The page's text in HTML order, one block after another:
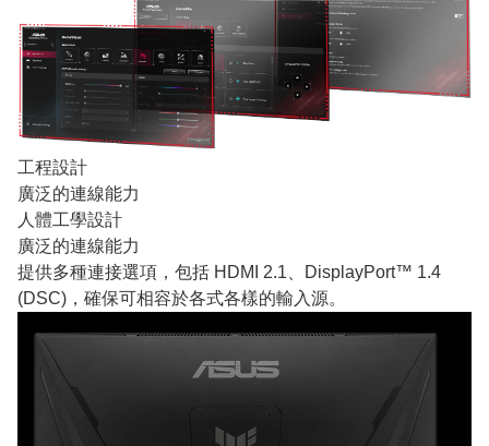
工程設計
廣泛的連線能力
人體工學設計
廣泛的連線能力
提供多種連接選項，包括 HDMI 2.1、DisplayPort™ 1.4
(DSC)，確保可相容於各式各樣的輸入源。